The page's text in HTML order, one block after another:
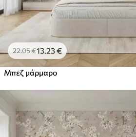
22.05€13.23€
Μπεζ μάρμαρο